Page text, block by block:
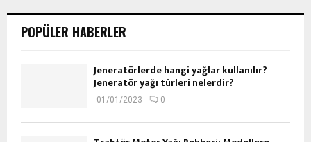
POPÜLER HABERLER
Jeneratörlerde hangi yağlar kullanılır?
Jeneratör yağı türleri nelerdir?
01/01/2023 0